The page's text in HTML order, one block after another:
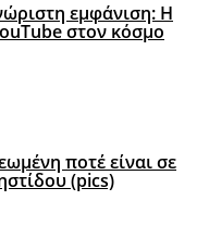
εμφάνιση: Η
στον κόσμο
ποτέ είναι σε
(pics)